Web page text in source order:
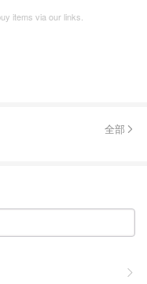
items via our links.
全部